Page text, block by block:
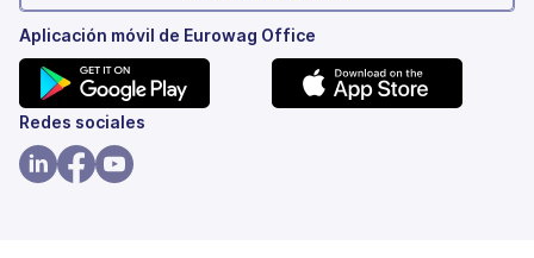
Aplicación móvil de Eurowag Office
(se
abre
en
Redes sociales